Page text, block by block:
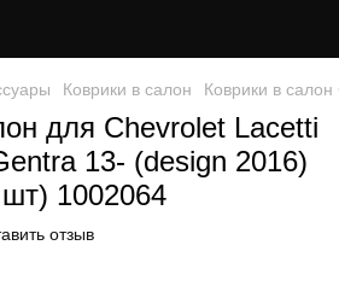
Коврики в салон Коврики в
для Chevrolet Lacetti
13- (design 2016)
1002064
отзыв